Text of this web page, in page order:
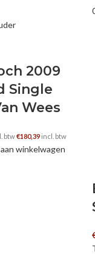
2009
Single
Wees
btw€180,39 incl. btw
winkelwagen